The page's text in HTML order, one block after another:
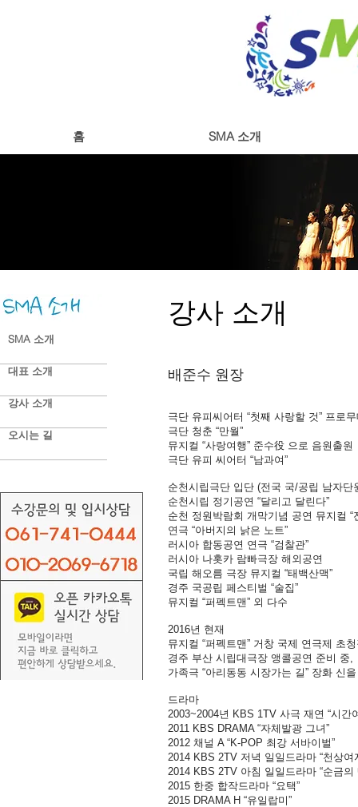
홈 SMA 소개
SMA 소개
대표 소개
강사 소개
오시는 길
강사 소개
배준수 원장
극단 유피씨어터 “첫째 사랑할 것” 프로
극단 청춘 “만월”
뮤지컬 “사랑여행” 준수役 으로 음원출원
극단 유피 씨어터 “남과여”
순천시립극단 입단 (전국 국/공립 남자단
순천시립 정기공연 “달리고 달린다”
순천 정원박람회 개막기념 공연 뮤지컬 “
연극 “아버지의 낡은 노트”
러시아 합동공연 연극 “검찰관”
러시아 나홋카 람빠극장 해외공연
국립 해오름 극장 뮤지컬 “태백산맥”
경주 국공립 페스티벌 “술집”
뮤지컬 “퍼펙트맨” 외 다수
2016년 현재
뮤지컬 “퍼펙트맨” 거창 국제 연극제 초
경주 부산 시립대극장 앵콜공연 준비 중,
가족극 “아리동동 시장가는 길” 장화 신
드라마
2003~2004년 KBS 1TV 사극 재연 “시간
2011 KBS DRAMA “자체발광 그녀”
2012 채널 A “K-POP 최강 서바이벌”
2014 KBS 2TV 저녁 일일드라마 “천상여
2014 KBS 2TV 아침 일일드라마 “순금의
2015 한중 합작드라마 “요택”
2015 DRAMA H “유일랍미”